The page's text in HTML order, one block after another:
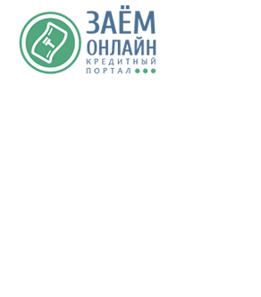
Перейти к основному содержанию